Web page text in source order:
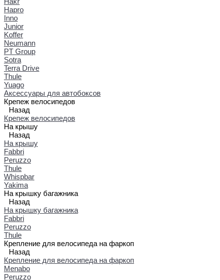
Hapro
Inno
Junior
Koffer
Neumann
PT Group
Sotra
Terra Drive
Thule
Yuago
Аксессуары для автобоксов
Крепеж велосипедов
Назад
Крепеж велосипедов
На крышу
Назад
На крышу
Fabbri
Peruzzo
Thule
Whispbar
Yakima
На крышку багажника
Назад
На крышку багажника
Fabbri
Peruzzo
Thule
Крепление для велосипеда на фаркоп
Назад
Крепление для велосипеда на фаркоп
Menabo
Peruzzo